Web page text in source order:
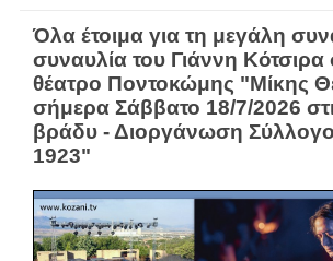
Όλα έτοιμα για τη μεγάλη
συναυλία του Γιάννη Κότσιρα
θέατρο Ποντοκώμης "Μίκης
σήμερα Σάββατο 18/7/2026
βράδυ - Διοργάνωση
1923"